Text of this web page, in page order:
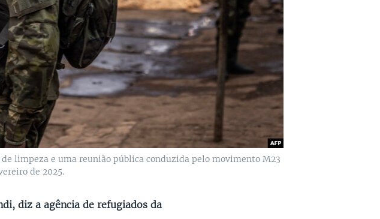
limpeza e uma reunião pública conduzida pelo movimento M23
de 2025.
diz a agência de refugiados da